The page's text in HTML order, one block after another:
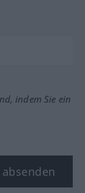
indem Sie ein